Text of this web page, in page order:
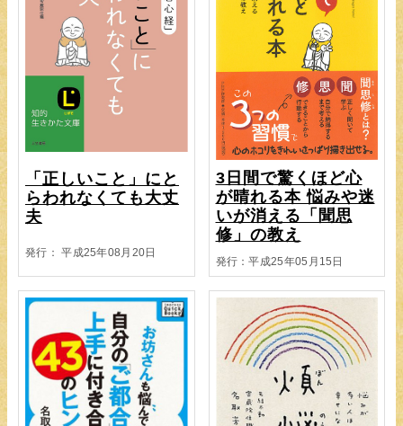
「正しいこと」にと
らわれなくても大丈
夫
発行： 平成25年08月20日
3日間で驚くほど心
が晴れる本 悩みや迷
いが消える「聞思
修」の教え
発行：平成25年05月15日